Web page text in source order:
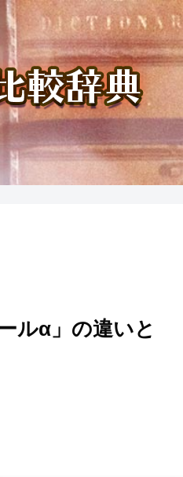
ルα」の違いと